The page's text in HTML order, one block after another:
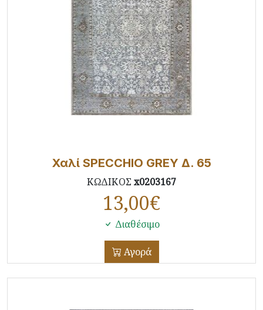
Χαλί SPECCHIO GREY Δ. 65
ΚΩΔΙΚΟΣ x0203167
13,00€
Διαθέσιμο
Αγορά